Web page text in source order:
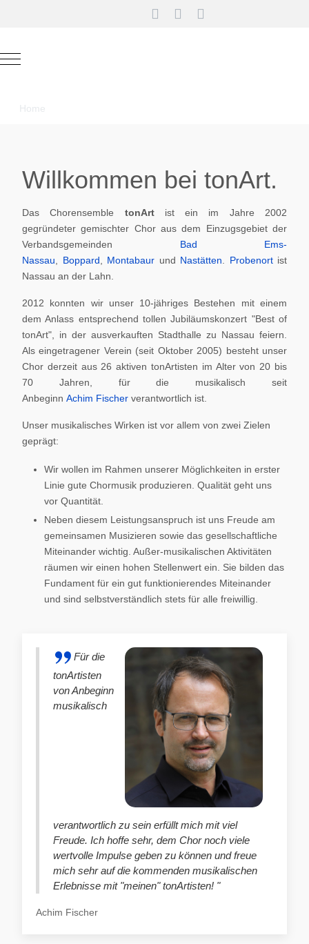
Mobile Menu Toggle
Home
Willkommen bei tonArt.
Das Chorensemble tonArt ist ein im Jahre 2002
gegründeter gemischter Chor aus dem Einzugsgebiet der
Verbandsgemeinden Bad Ems-
Nassau
Boppard Montabaur und Nastätten Probenortist
Nassau an der Lahn.
2012 konnten wir unser 10-jähriges Bestehen mit einem
dem Anlass entsprechend tollen Jubiläumskonzert "Best of
tonArt", in der ausverkauften Stadthalle zu Nassau feiern.
Als eingetragener Verein (seit Oktober 2005) besteht unser
Chor derzeit aus 26 aktiven tonArtisten im Alter von 20 bis
70 Jahren, für die musikalisch seit
Anbeginn Achim Fischer verantwortlich ist.
Unser musikalisches Wirken ist vor allem von zwei Zielen
geprägt:
Wir wollen im Rahmen unserer Möglichkeiten in erster
Linie gute Chormusik produzieren. Qualität geht uns
vor Quantität.
Neben diesem Leistungsanspruch ist uns Freude am
gemeinsamen Musizieren sowie das gesellschaftliche
Miteinander wichtig. Außer-musikalischen Aktivitäten
räumen wir einen hohen Stellenwert ein. Sie bilden das
Fundament für ein gut funktionierendes Miteinander
und sind selbstverständlich stets für alle freiwillig.
Für die
tonArtisten
von Anbeginn
musikalisch
verantwortlich zu sein erfüllt mich mit viel
Freude. Ich hoffe sehr, dem Chor noch viele
wertvolle Impulse geben zu können und freue
mich sehr auf die kommenden musikalischen
Erlebnisse mit "meinen" tonArtisten! "
Achim Fischer